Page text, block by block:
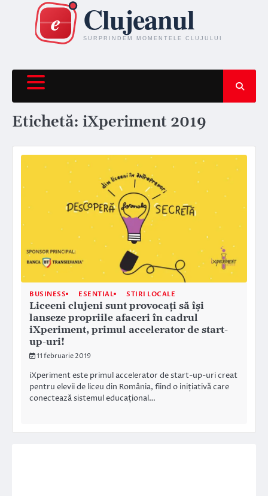
content
Etichetă: iXperiment 2019
BUSINESS ESENTIAL STIRI LOCALE
Liceeni clujeni sunt provocați să își
lanseze propriile afaceri în cadrul
iXperiment, primul accelerator de start-
up-uri!
11 februarie 2019
iXperiment este primul accelerator de start-up-uri creat
pentru elevii de liceu din România, fiind o inițiativă care
conectează sistemul educațional…